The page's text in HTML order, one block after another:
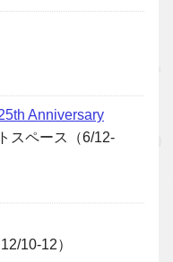
Anniversary
スペース（6/12-
10-12）